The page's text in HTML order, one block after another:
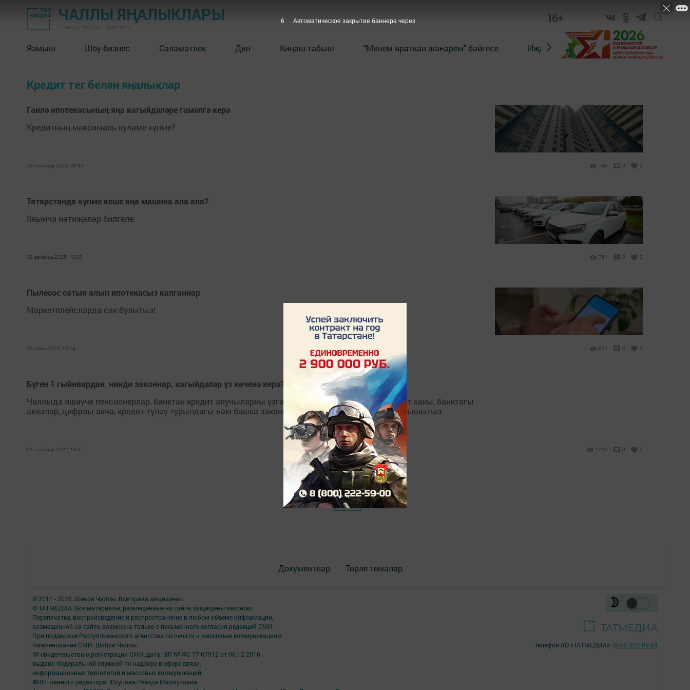
ЧАЛЛЫ ЯҢАЛЫКЛАРЫ 16+
Язмыш Шоу-бизнес Сәламәтлек Дин Киңәш-табыш "Минем яраткан шәһәрем" бәйгесе Иҗат Реклама Онлайн
Кредит тег белән яңалыклар
Гаилә ипотекасының яңа кагыйдәләре гамәлгә керә
Кредитның максималь күләме күпме?
26 гыйнвар 2026, 08:30 746 0 0
Татарстанда күпме кеше яңа машина ала ала?
Якынча нәтиҗәләр билгеле.
08 декабрь 2025, 10:33 761 0 0
Пылесос сатып алып ипотекасыз калганнар
Маркетплейсларда сак булыгыз!
02 июнь 2025, 12:14 911 0 0
Бүген 1 гыйнвардан нинди законнар, кагыйдәләр үз көченә керә?
Чаллыда яшәүче пенсионерлар, банктан кредит алучыларны үзгәрешләр көтә. Пенсия һәм хезмәт хакы, банктагы
акчалар, цифрлы акча, кредит түләү турындагы һәм башка законнарга кыскача күзәтү белән танышыгыз.
01 гыйнвар 2022, 16:07 1215 0 0
Документлар Төрле темалар
© 2011 - 2026. Шәһри Чаллы. Все права защищены.
© ТАТМЕДИА. Все материалы, размещенные на сайте, защищены законом.
Перепечатка, воспроизведение и распространение в любом объеме информации,
размещенной на сайте, возможна только с письменного согласия редакций СМИ.
При поддержке Республиканского агентства по печати и массовым коммуникациям.
Наименование СМИ: Шəhри Чаллы
№ свидетельства о регистрации СМИ, дата: ЭЛ № ФС 77-67912 от 06.12.2016
выдано Федеральной службой по надзору в сфере связи,
информационных технологий и массовых коммуникаций
ФИО главного редактора: Юсупова Резида Махмутовна
Телефон АО «ТАТМЕДИА»: (843) 222 09 84
6 Автоматическое закрытие баннера через